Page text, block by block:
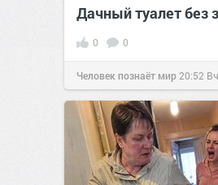
Дачный туалет без
0 0
Человек познаёт мир 20:52